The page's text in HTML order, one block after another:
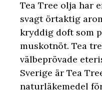
Tea Tree olja har
svagt örtaktig
kryddig doft som
muskotnöt. Tea
välbeprövade
Sverige är Tea
naturläkemedel